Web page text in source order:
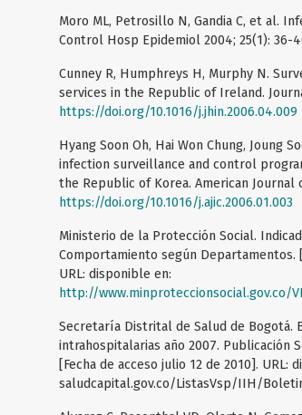
Moro ML, Petrosillo N, Gandia C, et al.
Control Hosp Epidemiol 2004; 25(1): 36-
Cunney R, Humphreys H, Murphy N.
services in the Republic of Ireland.
https://doi.org/10.1016/j.jhin.2006.04.009
Hyang Soon Oh, Hai Won Chung, Joung
infection surveillance and control
the Republic of Korea. American Journal
https://doi.org/10.1016/j.ajic.2006.01.003
Ministerio de la Protección Social.
Comportamiento según Departamentos.
URL: disponible en:
http://www.minproteccionsocial.gov.co/
Secretaría Distrital de Salud de
intrahospitalarias año 2007. Publicación
[Fecha de acceso julio 12 de 2010].
saludcapital.gov.co/ListasVsp/IIH/